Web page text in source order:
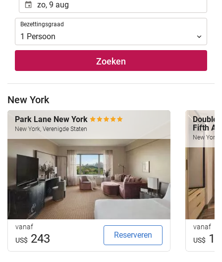
Bezettingsgraad
Bezettingsgraad
1 Persoon
Zoeken
New York
Park Lane New York
New York, Verenigde Staten
vanaf
US$ 243 Reserveren
Fifth
New York,
vanaf
US$